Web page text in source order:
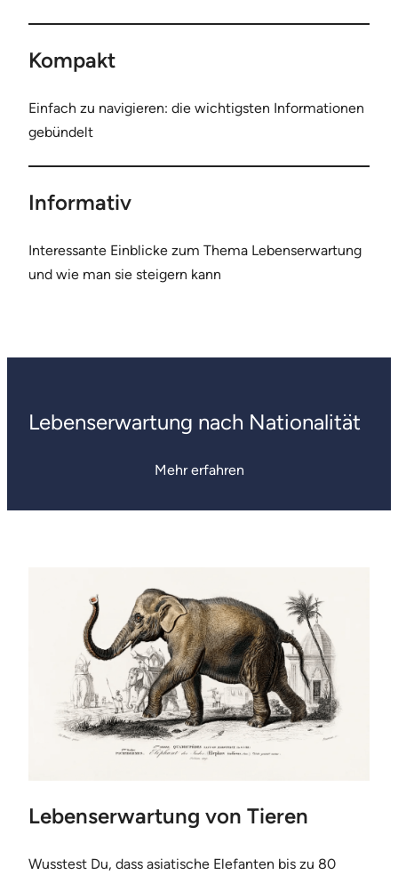
Kompakt
Einfach zu navigieren: die wichtigsten Informationen
gebündelt
Informativ
Interessante Einblicke zum Thema Lebenserwartung
und wie man sie steigern kann
Lebenserwartung nach Nationalität
Mehr erfahren
Lebenserwartung von Tieren
Wusstest Du, dass asiatische Elefanten bis zu 80